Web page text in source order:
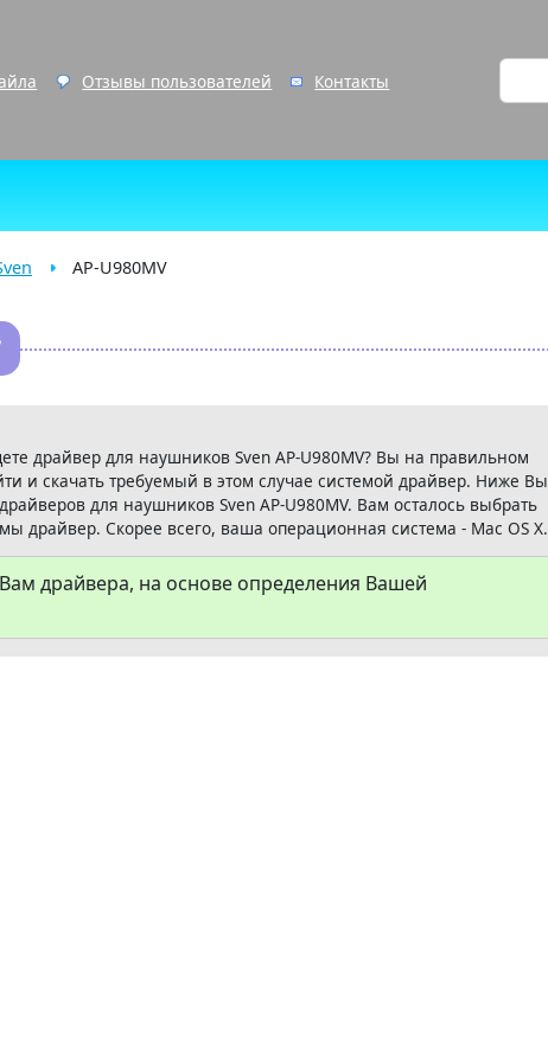
Отзывы пользователей Контакты
AP-U980MV
драйвер для наушников Sven AP-U980MV? Вы на правильном
и скачать требуемый в этом случае системой драйвер. Ниже Вы
для наушников Sven AP-U980MV. Вам осталось выбрать
драйвер. Скорее всего, ваша операционная система - Mac OS X.
драйвера, на основе определения Вашей